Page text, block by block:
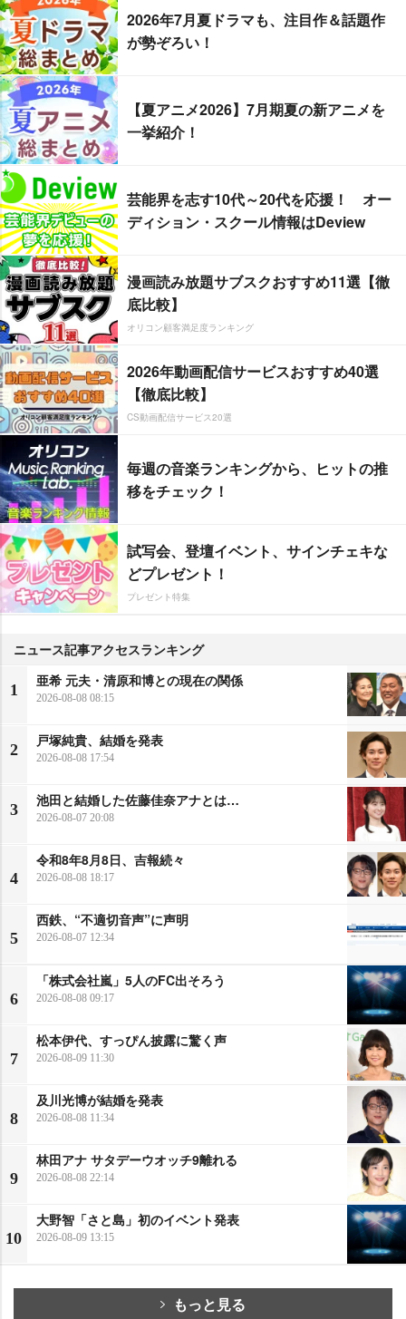
2026年7月夏ドラマも、注目作＆話題作
が勢ぞろい！
【夏アニメ2026】7月期夏の新アニメを
一挙紹介！
芸能界を志す10代～20代を応援！ オー
ディション・スクール情報はDeview
漫画読み放題サブスクおすすめ11選【徹
底比較】
オリコン顧客満足度ランキング
2026年動画配信サービスおすすめ40選
【徹底比較】
CS動画配信サービス20選
毎週の音楽ランキングから、ヒットの推
移をチェック！
試写会、登壇イベント、サインチェキな
どプレゼント！
プレゼント特集
ニュース記事アクセスランキング
1
亜希 元夫・清原和博との現在の関係
2026-08-08 08:15
2
戸塚純貴、結婚を発表
2026-08-08 17:54
3
池田と結婚した佐藤佳奈アナとは…
2026-08-07 20:08
4
令和8年8月8日、吉報続々
2026-08-08 18:17
5
西鉄、“不適切音声”に声明
2026-08-07 12:34
6
「株式会社嵐」5人のFC出そろう
2026-08-08 09:17
7
松本伊代、すっぴん披露に驚く声
2026-08-09 11:30
8
及川光博が結婚を発表
2026-08-08 11:34
9
林田アナ サタデーウオッチ9離れる
2026-08-08 22:14
10
大野智「さと島」初のイベント発表
2026-08-09 13:15
もっと見る